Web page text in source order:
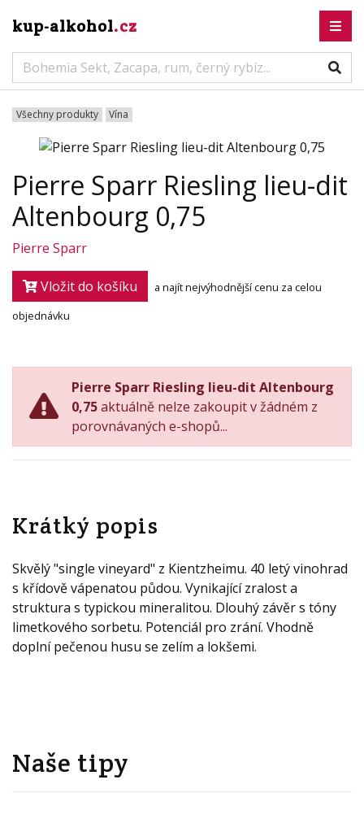
kup-alkohol.cz
Všechny produkty Vína
Pierre Sparr Riesling lieu-dit
Altenbourg 0,75
Pierre Sparr
Vložit do košíku
a najít nejvýhodnější cenu za celou
objednávku
Pierre Sparr Riesling lieu-dit Altenbourg
0,75aktuálně nelze zakoupit v žádném z
porovnávaných e-shopů...
Krátký popis
Skvělý "single vineyard" z Kientzheimu. 40 letý vinohrad
s křídově vápenatou půdou. Vynikající zralost a
struktura s typickou mineralitou. Dlouhý závěr s tóny
limetkového sorbetu. Potenciál pro zrání. Vhodně
doplní pečenou husu se zelím a lokšemi.
Naše tipy